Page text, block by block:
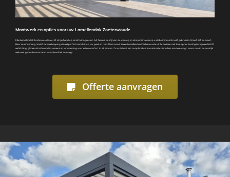
Maatwerk en opties voor uw Lamellendak Zoeterwoude
Elke Lamellendak Zoeterwoude wordt afgestemd op de afmetingen van het terras, de stijl van de woning en de manier waarop u de buitenruimte wilt gebruiken. U kiest zelf de maat,
kleur en afwerking, zodat de overkapping visueel perfect aansluit op uw gevel en tuin. Daarnaast is een Lamellendak Zoeterwoude uit te breiden met luxe opties zoals geïntegreerde LED
verlichting, glazen schuifwanden, screens en verwarming voor extra comfort in elk seizoen. Zo ontstaat een complete buitenruimte die niet alleen modern oogt, maar ook in de praktijk
veel meer gebruikswaarde en woonkwaliteit toevoegt.
Offerte aanvragen